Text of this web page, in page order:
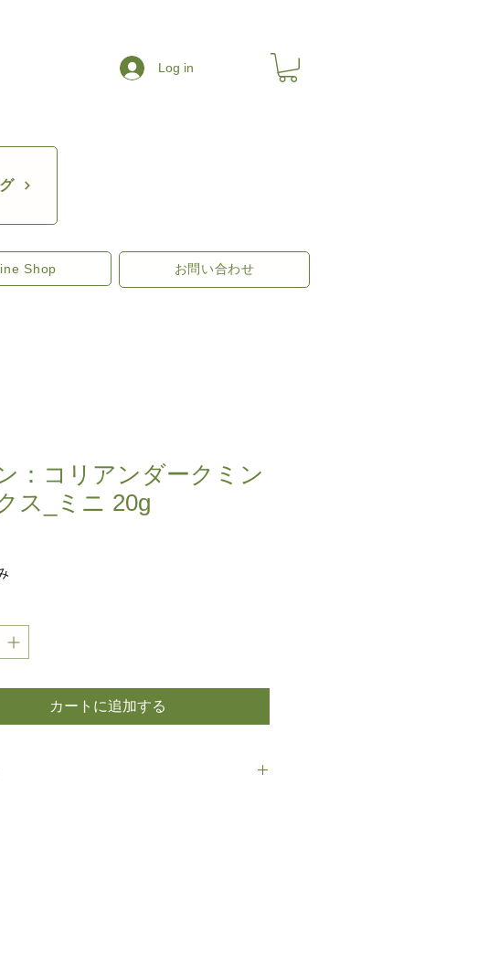
Log in
Shop お問い合わせ
：コリアンダークミン
ス_ミニ 20g
カートに追加する